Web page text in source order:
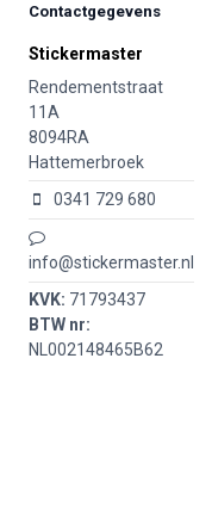
Contactgegevens
Stickermaster
Rendementstraat
11A
8094RA
Hattemerbroek
0341 729 680
info@stickermaster.nl
KVK: 71793437
BTW nr:
NL002148465B62